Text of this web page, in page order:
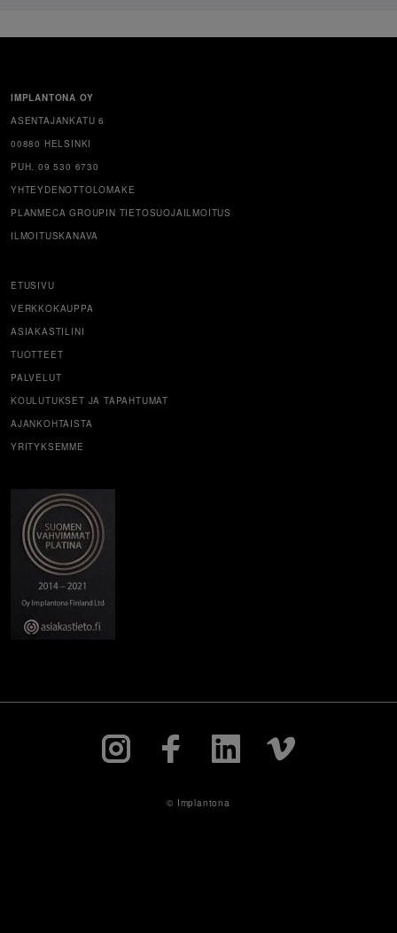
IMPLANTONA OY
ASENTAJANKATU 6
00880 HELSINKI
PUH. 09 530 6730
YHTEYDENOTTOLOMAKE
PLANMECA GROUPIN TIETOSUOJAILMOITUS
ILMOITUSKANAVA
ETUSIVU
VERKKOKAUPPA
ASIAKASTILINI
TUOTTEET
PALVELUT
KOULUTUKSET JA TAPAHTUMAT
AJANKOHTAISTA
YRITYKSEMME
© Implantona